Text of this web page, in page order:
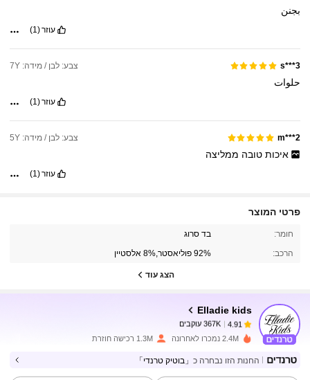
بجنن
עוזר(1)
s***3 צבע: לבן / מידה: 7Y
حلوات
עוזר(1)
m***2 צבע: לבן / מידה: 5Y
איכות טובה ממליצה
עוזר(1)
פרטי המוצר
חומר: בד סרוג
הרכב: 92% פוליאסטר,8% אלסטיין
הצג עוד
Elladie kids
4.91
367K עוקבים
m***1שילםלפני יום אחד
4.91 367K עוקבים
2.4M נמכרו לאחרונה 1.3M רכישה חוזרת
החנות הזו נבחרה כ 「בוטיק טרנדי」